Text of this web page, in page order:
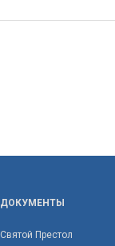
ДОКУМЕНТЫ
Святой Престол